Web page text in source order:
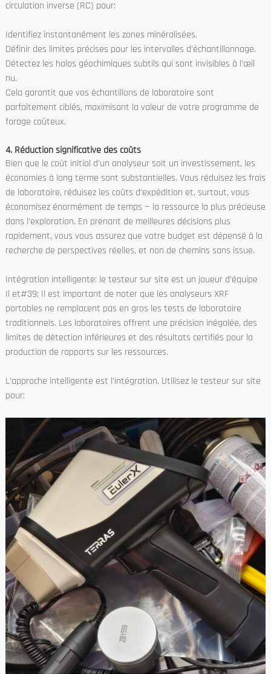
circulation inverse (RC) pour:
Identifiez instantanément les zones minéralisées.
Définir des limites précises pour les intervalles d’échantillonnage.
Détectez les halos géochimiques subtils qui sont invisibles à l’œil
nu.
Cela garantit que vos échantillons de laboratoire sont
parfaitement ciblés, maximisant la valeur de votre programme de
forage coûteux.
4. Réduction significative des coûts
Bien que le coût initial d’un analyseur soit un investissement, les
économies à long terme sont substantielles. Vous réduisez les frais
de laboratoire, réduisez les coûts d’expédition et, surtout, vous
économisez énormément de temps — la ressource la plus précieuse
dans l’exploration. En prenant de meilleures décisions plus
rapidement, vous vous assurez que votre budget est dépensé à la
recherche de perspectives réelles, et non de chemins sans issue.
Intégration intelligente: le testeur sur site est un joueur d’équipe
Il et#39; Il est important de noter que les analyseurs XRF
portables ne remplacent pas en gros les tests de laboratoire
traditionnels. Les laboratoires offrent une précision inégalée, des
limites de détection inférieures et des résultats certifiés pour la
production de rapports sur les ressources.
L’approche intelligente est l’intégration. Utilisez le testeur sur site
pour: